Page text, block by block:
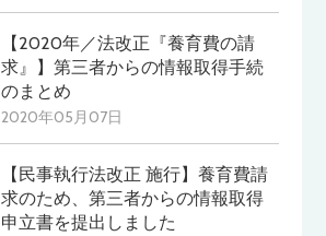
【2020年／法改正『養育費の請
求』】第三者からの情報取得手続
のまとめ
2020年05月07日
【民事執行法改正 施行】養育費請
求のため、第三者からの情報取得
申立書を提出しました